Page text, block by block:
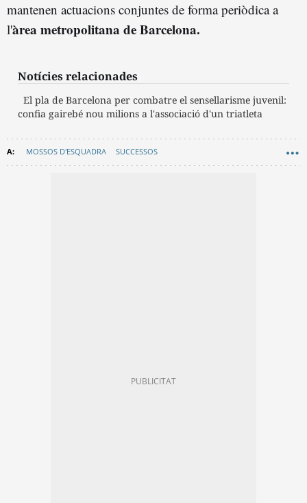
mantenen actuacions conjuntes de forma periòdica a
l'àrea metropolitana de Barcelona.
Notícies relacionades
El pla de Barcelona per combatre el sensellarisme juvenil:
confia gairebé nou milions a l'associació d'un triatleta
MOSSOS D'ESQUADRA SUCCESSOS